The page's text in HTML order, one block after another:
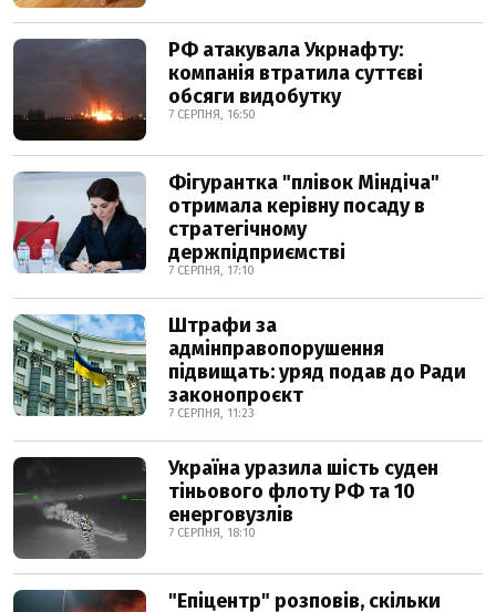
РФ атакувала Укрнафту:
компанія втратила суттєві
обсяги видобутку
7 СЕРПНЯ, 16:50
Фігурантка "плівок Міндіча"
отримала керівну посаду в
стратегічному
держпідприємстві
7 СЕРПНЯ, 17:10
Штрафи за
адмінправопорушення
підвищать: уряд подав до Ради
законопроєкт
7 СЕРПНЯ, 11:23
Україна уразила шість суден
тіньового флоту РФ та 10
енерговузлів
7 СЕРПНЯ, 18:10
"Епіцентр" розповів, скільки